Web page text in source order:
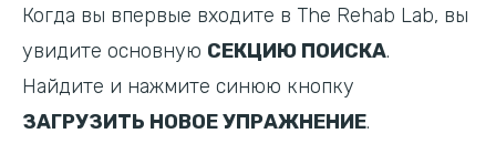
Когда вы впервые входите в The Rehab Lab, вы
увидите основную СЕКЦИЮ ПОИСКА.
Найдите и нажмите синюю кнопку
ЗАГРУЗИТЬ НОВОЕ УПРАЖНЕНИЕ.